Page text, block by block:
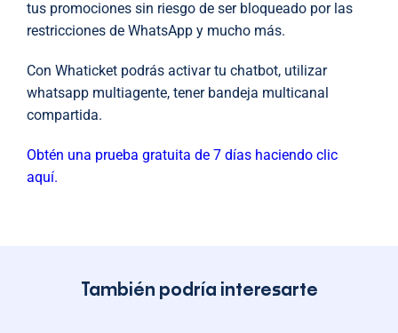
tus promociones sin riesgo de ser bloqueado por las
restricciones de WhatsApp y mucho más.
Con Whaticket podrás activar tu chatbot, utilizar
whatsapp multiagente, tener bandeja multicanal
compartida.
Obtén una prueba gratuita de 7 días haciendo clic
aquí.
También podría interesarte